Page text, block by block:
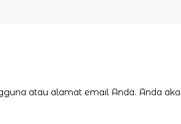
atau alamat email Anda. Anda